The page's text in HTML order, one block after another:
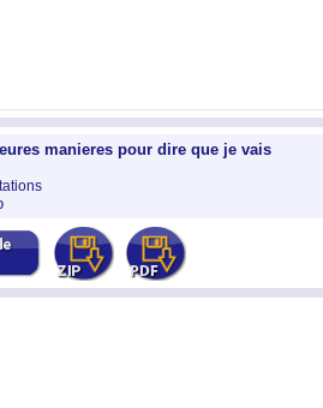
manieres pour dire que je vais